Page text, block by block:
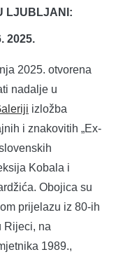
LJUBLJANI:
2025.
2025. otvorena
nadalje u
izložba
i znakovitih „Ex-
Kobala i
Obojica su
prijelazu iz 80-ih
Rijeci, na
1989.,